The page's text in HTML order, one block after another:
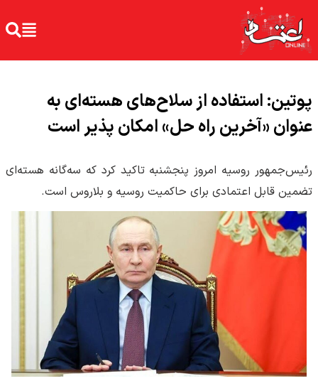
پوتین: استفاده از سلاح‌های هسته‌ای به
عنوان «آخرین راه حل» امکان پذیر است
رئیس‌جمهور روسیه امروز پنجشنبه تاکید کرد که سه‌گانه هسته‌ای
تضمین قابل اعتمادی برای حاکمیت روسیه و بلاروس است.